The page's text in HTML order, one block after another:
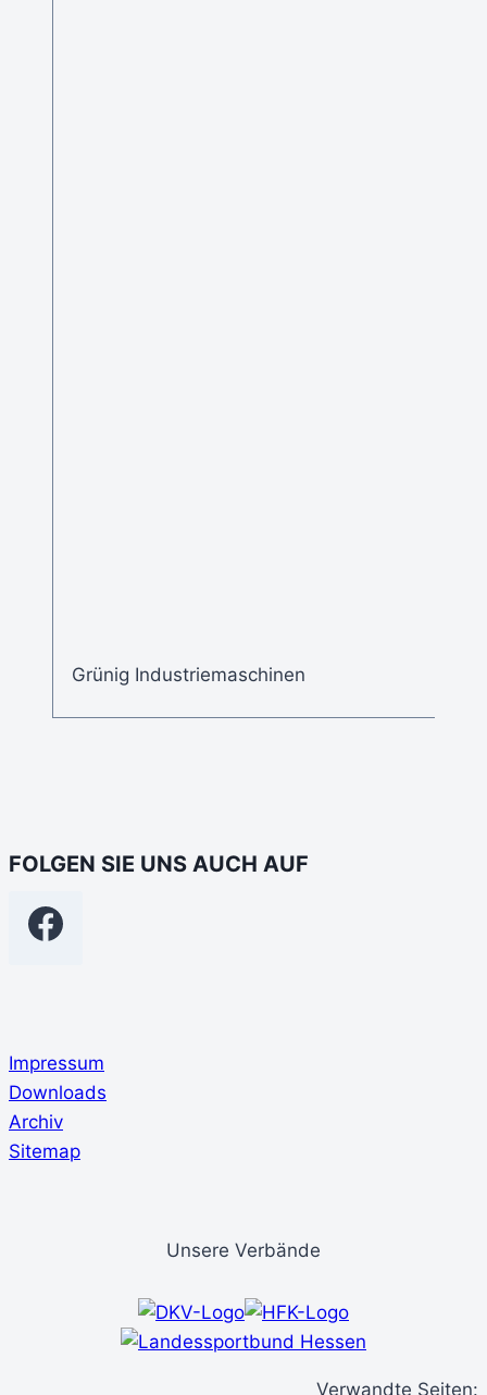
Grünig Industriemaschinen
FOLGEN SIE UNS AUCH AUF
Impressum
Downloads
Archiv
Sitemap
Unsere Verbände
Verwandte Seiten: